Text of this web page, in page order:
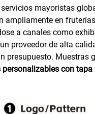
mayoristas
ampliamente en
a canales como
proveedor de alta
presupuesto. Muestras
personalizables con